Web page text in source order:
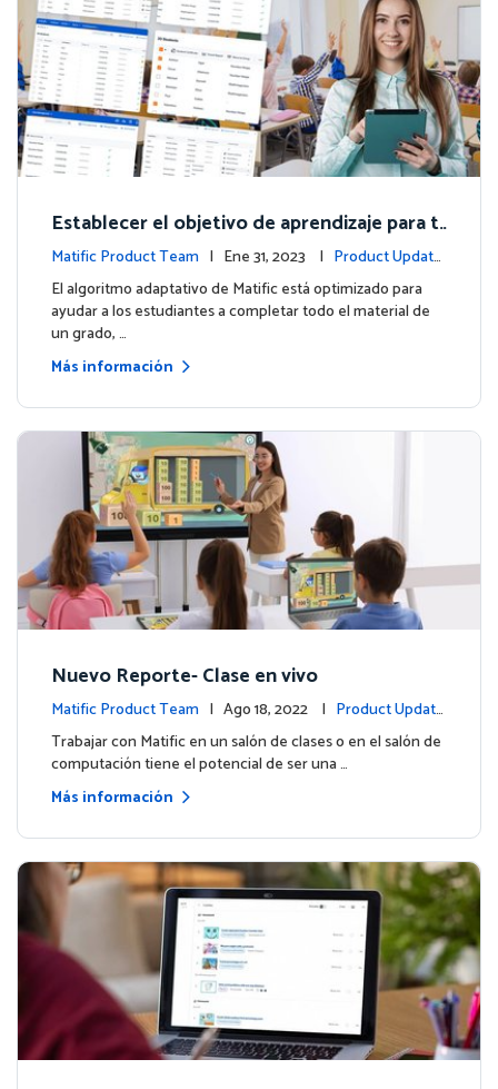
Establecer el objetivo de aprendizaje para t
us estudiantes
Matific Product Team | Ene 31, 2023 | Product Update
s
El algoritmo adaptativo de Matific está optimizado para
ayudar a los estudiantes a completar todo el material de
un grado, …
Más información
Nuevo Reporte- Clase en vivo
Matific Product Team | Ago 18, 2022 | Product Update
s
Trabajar con Matific en un salón de clases o en el salón de
computación tiene el potencial de ser una …
Más información